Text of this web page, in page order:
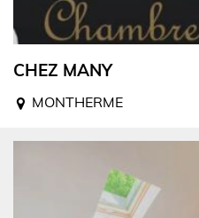
CHEZ MANY
MONTHERME